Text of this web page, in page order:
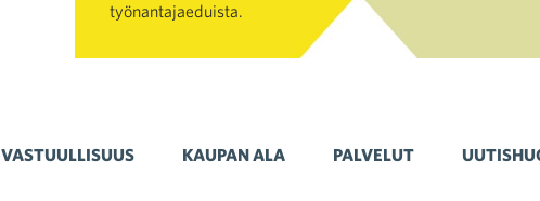
työnantajaeduista.
VASTUULLISUUS KAUPAN ALA PALVELUT